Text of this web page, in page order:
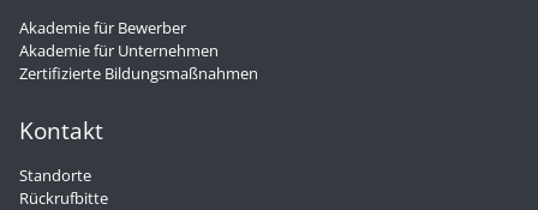
Akademie für Bewerber
Akademie für Unternehmen
Zertifizierte Bildungsmaßnahmen
Kontakt
Standorte
Rückrufbitte